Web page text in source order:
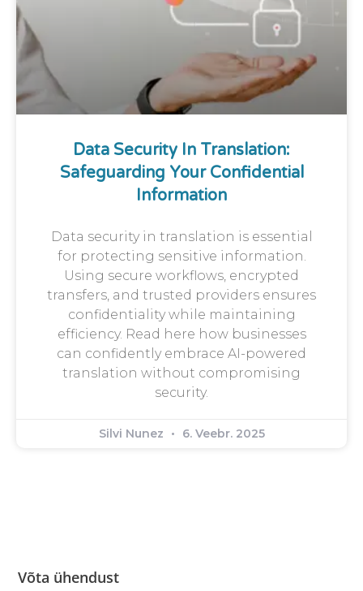
Data Security In Translation:
Safeguarding Your Confidential
Information
Data security in translation is essential
for protecting sensitive information.
Using secure workflows, encrypted
transfers, and trusted providers ensures
confidentiality while maintaining
efficiency. Read here how businesses
can confidently embrace AI-powered
translation without compromising
security.
Silvi Nunez 6. Veebr. 2025
Võta ühendust